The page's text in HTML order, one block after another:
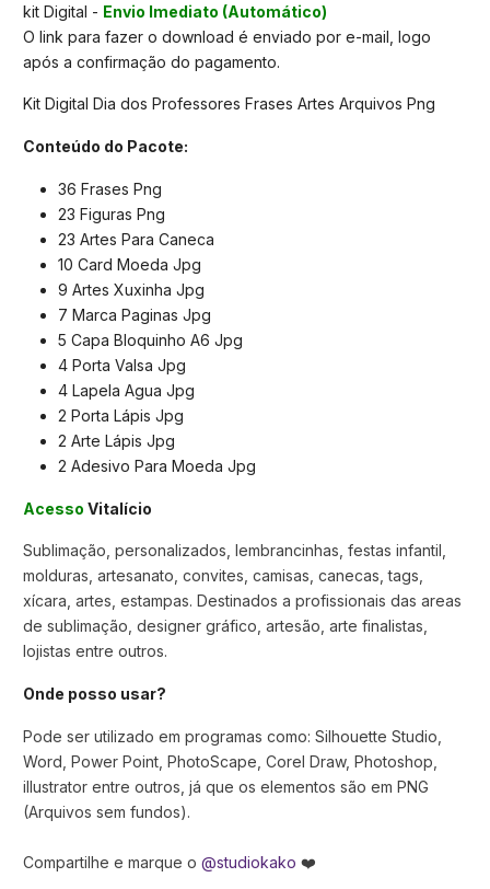
kit Digital - Envio Imediato (Automático)
O link para fazer o download é enviado por e-mail, logo
após a confirmação do pagamento.
Kit Digital Dia dos Professores Frases Artes Arquivos Png
Conteúdo do Pacote:
36 Frases Png
23 Figuras Png
23 Artes Para Caneca
10 Card Moeda Jpg
9 Artes Xuxinha Jpg
7 Marca Paginas Jpg
5 Capa Bloquinho A6 Jpg
4 Porta Valsa Jpg
4 Lapela Agua Jpg
2 Porta Lápis Jpg
2 Arte Lápis Jpg
2 Adesivo Para Moeda Jpg
Acesso Vitalício
Sublimação, personalizados, lembrancinhas, festas infantil,
molduras, artesanato, convites, camisas, canecas, tags,
xícara, artes, estampas. Destinados a profissionais das areas
de sublimação, designer gráfico, artesão, arte finalistas,
lojistas entre outros.
Onde posso usar?
Pode ser utilizado em programas como: Silhouette Studio,
Word, Power Point, PhotoScape, Corel Draw, Photoshop,
illustrator entre outros, já que os elementos são em PNG
(Arquivos sem fundos).
Compartilhe e marque o @studiokako ❤️